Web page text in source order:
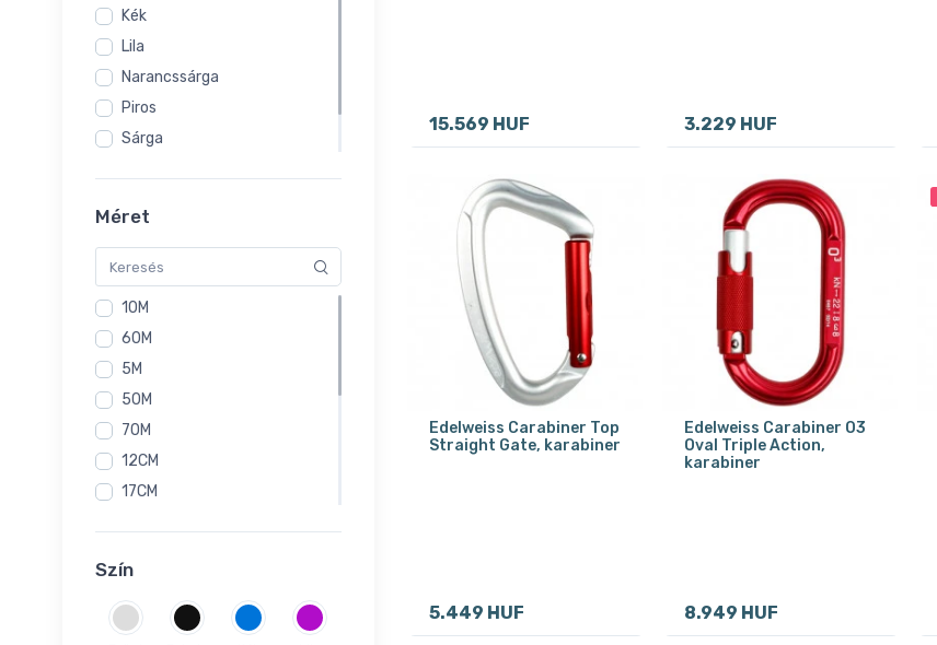
Kék
Lila
Narancssárga
Piros
Sárga
Méret
10M
60M
5M
50M
70M
12CM
17CM
240Cm
Szín
15.569 HUF 3.229 HUF
Edelweiss Carabiner Top
Straight Gate, karabiner
5.449 HUF
Edelweiss Carabiner O3
Oval Triple Action,
karabiner
8.949 HUF